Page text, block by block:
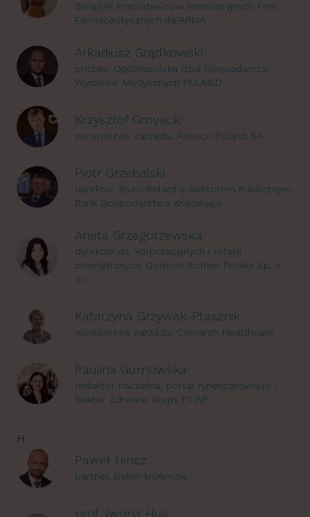
Związek Pracodawców Innowacyjnych Firm
Farmaceutycznych INFARMA
Arkadiusz Grądkowski
prezes, Ogólnopolska Izba Gospodarcza
Wyrobów Medycznych POLMED
Krzysztof Groyecki
wiceprezes zarządu, Asseco Poland SA
Piotr Grzebalski
dyrektor, Biuro Relacji z Sektorem Publicznym,
Bank Gospodarstwa Krajowego
Aneta Grzegorzewska
dyrektor ds. korporacyjnych i relacji
zewnętrznych, Gedeon Richter Polska Sp. z
o.o.
Katarzyna Grzywak-Ptasznik
wiceprezes zarządu, Comarch Healthcare
Paulina Gumowska
redaktor naczelna, portal rynekzdrowia.pl i
Sektor Zdrowie Grupy PTWP
H
Paweł Hincz
partner, Baker McKenzie
prof. Iwona Hus